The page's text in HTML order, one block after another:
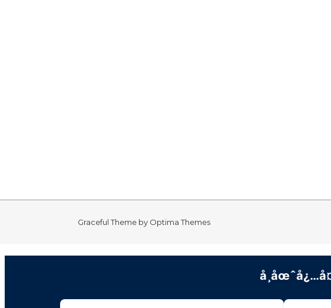
Graceful Theme by Optima Themes